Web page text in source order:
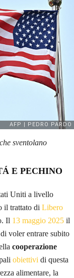
sventolano
E PECHINO
Uniti a livello
il trattato di Libero
Il 13 maggio 2025 il
voler entrare subito
cooperazione
obiettivi di questa
alimentare, la